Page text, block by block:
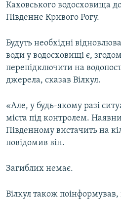
Усі сайти RFE/RL
Каховського водосховища
Південне Кривого Рогу.
Будуть необхідні
води у водосховищі є,
перепідключити на
джерела, сказав Вілкул.
«Але, у будь-якому разі
міста під контролем.
Південному вистачить на
повідомив він.
Загиблих немає.
Вілкул також